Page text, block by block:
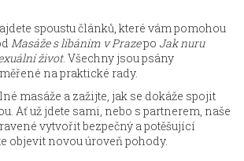
spoustu článků, které vám pomohou
Masáže s líbáním v Prazepo Jak nuru
život. Všechny jsou psány
na praktické rady.
masáže a zažijte, jak se dokáže spojit
Ať už jdete sami, nebo s partnerem, naše
vytvořit bezpečný a potěšující
objevit novou úroveň pohody.